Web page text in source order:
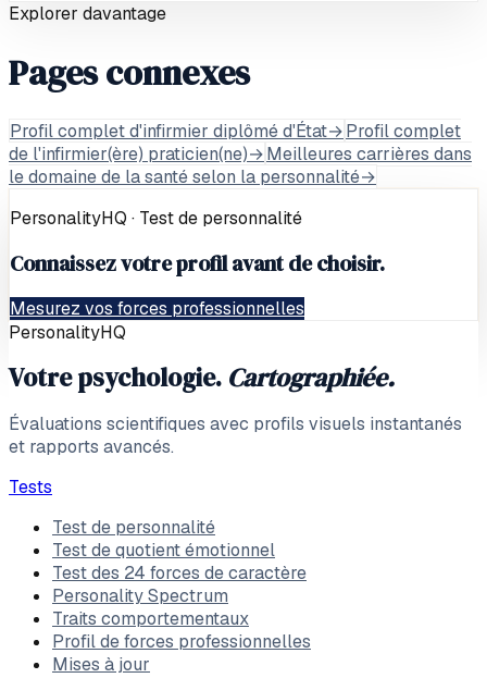
Explorer davantage
Pages connexes
Profil complet d'infirmier diplômé d'État→Profil complet
de l'infirmier(ère) praticien(ne)→Meilleures carrières dans
le domaine de la santé selon la personnalité→
PersonalityHQ · Test de personnalité
Connaissez votre profil avant de choisir.
Mesurez vos forces professionnelles
PersonalityHQ
Votre psychologie. Cartographiée.
Évaluations scientifiques avec profils visuels instantanés
et rapports avancés.
Tests
Test de personnalité
Test de quotient émotionnel
Test des 24 forces de caractère
Personality Spectrum
Traits comportementaux
Profil de forces professionnelles
Mises à jour